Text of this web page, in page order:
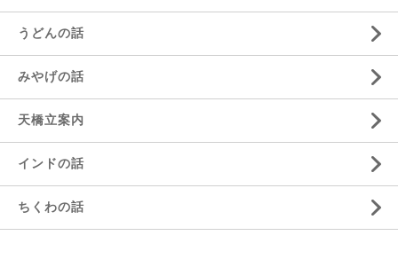
うどんの話
みやげの話
天橋立案内
インドの話
ちくわの話